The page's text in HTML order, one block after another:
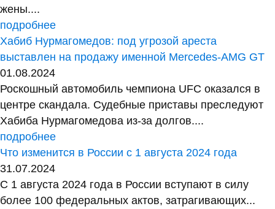
жены....
подробнее
Хабиб Нурмагомедов: под угрозой ареста
выставлен на продажу именной Mercedes-AMG GT
01.08.2024
Роскошный автомобиль чемпиона UFC оказался в
центре скандала. Судебные приставы преследуют
Хабиба Нурмагомедова из-за долгов....
подробнее
Что изменится в России с 1 августа 2024 года
31.07.2024
С 1 августа 2024 года в России вступают в силу
более 100 федеральных актов, затрагивающих...